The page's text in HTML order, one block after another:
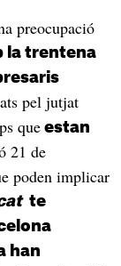
preocupació
la trentena
pel jutjat
queestan
21 de
poden implicar
te
han